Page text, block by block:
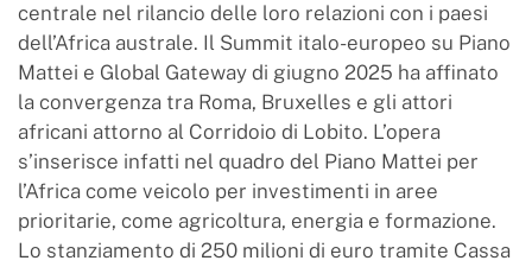
centrale nel rilancio delle loro relazioni con i paesi
dell’Africa australe. Il Summit italo-europeo su Piano
Mattei e Global Gateway di giugno 2025 ha affinato
la convergenza tra Roma, Bruxelles e gli attori
africani attorno al Corridoio di Lobito. L’opera
s’inserisce infatti nel quadro del Piano Mattei per
l’Africa come veicolo per investimenti in aree
prioritarie, come agricoltura, energia e formazione.
Lo stanziamento di 250 milioni di euro tramite Cassa